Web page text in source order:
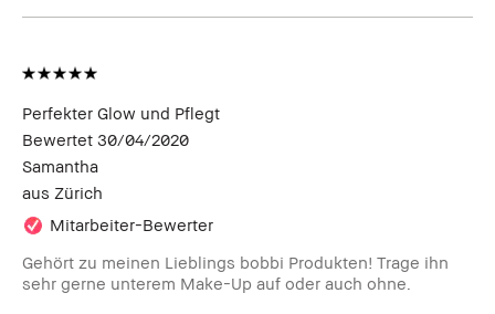
Perfekter Glow und Pflegt
Bewertet 30/04/2020
Samantha
aus Zürich
Mitarbeiter-Bewerter
Gehört zu meinen Lieblings bobbi Produkten! Trage ihn
sehr gerne unterem Make-Up auf oder auch ohne.